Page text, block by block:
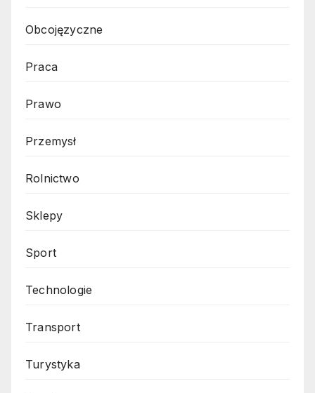
Obcojęzyczne
Praca
Prawo
Przemysł
Rolnictwo
Sklepy
Sport
Technologie
Transport
Turystyka